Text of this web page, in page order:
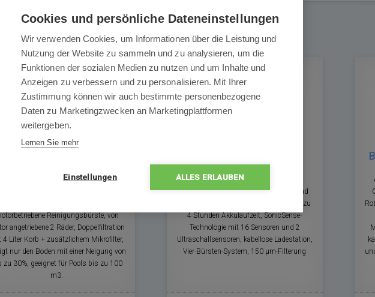
Das könnte Sie auch interessieren
Akkubetriebener Poolreiniger mit
- Reinigungszyklus von 100
Reinigungsbürste, von
angetriebene 2 Räder, Doppelfiltration
4 Liter Korb + zusätzlichem Mikrofilter,
nur den Boden mit einer Neigung von
zu 30%, geeignet für Pools bis zu 100
m3.
Automatischer AKU-Sauger mit
Flächenparker, reinigt Boden, Wände und
Wasserlinie, 10.000 mAh-Akku mit bis zu
4 Stunden Akkulaufzeit, SonicSense-
Technologie mit 16 Sensoren und 2
Ultraschallsensoren, kabellose Ladestation,
Vier-Bürsten-System, 150 μm-Filterung
Cookies und persönliche Dateneinstellungen
Wir verwenden Cookies, um Informationen über die Leistung und
Nutzung der Website zu sammeln und zu analysieren, um die
Funktionen der sozialen Medien zu nutzen und um Inhalte und
Anzeigen zu verbessern und zu personalisieren. Mit Ihrer
Zustimmung können wir auch bestimmte personenbezogene
Daten zu Marketingzwecken an Marketingplattformen
weitergeben.
Lernen Sie mehr
Einstellungen ALLES ERLAUBEN